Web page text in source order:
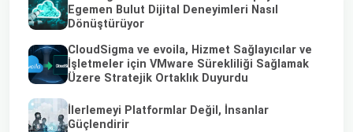
Egemen Bulut Dijital Deneyimleri Nasıl
Dönüştürüyor
CloudSigma ve evoila, Hizmet Sağlayıcılar ve
İşletmeler için VMware Sürekliliği Sağlamak
Üzere Stratejik Ortaklık Duyurdu
İlerlemeyi Platformlar Değil, İnsanlar
Güçlendirir